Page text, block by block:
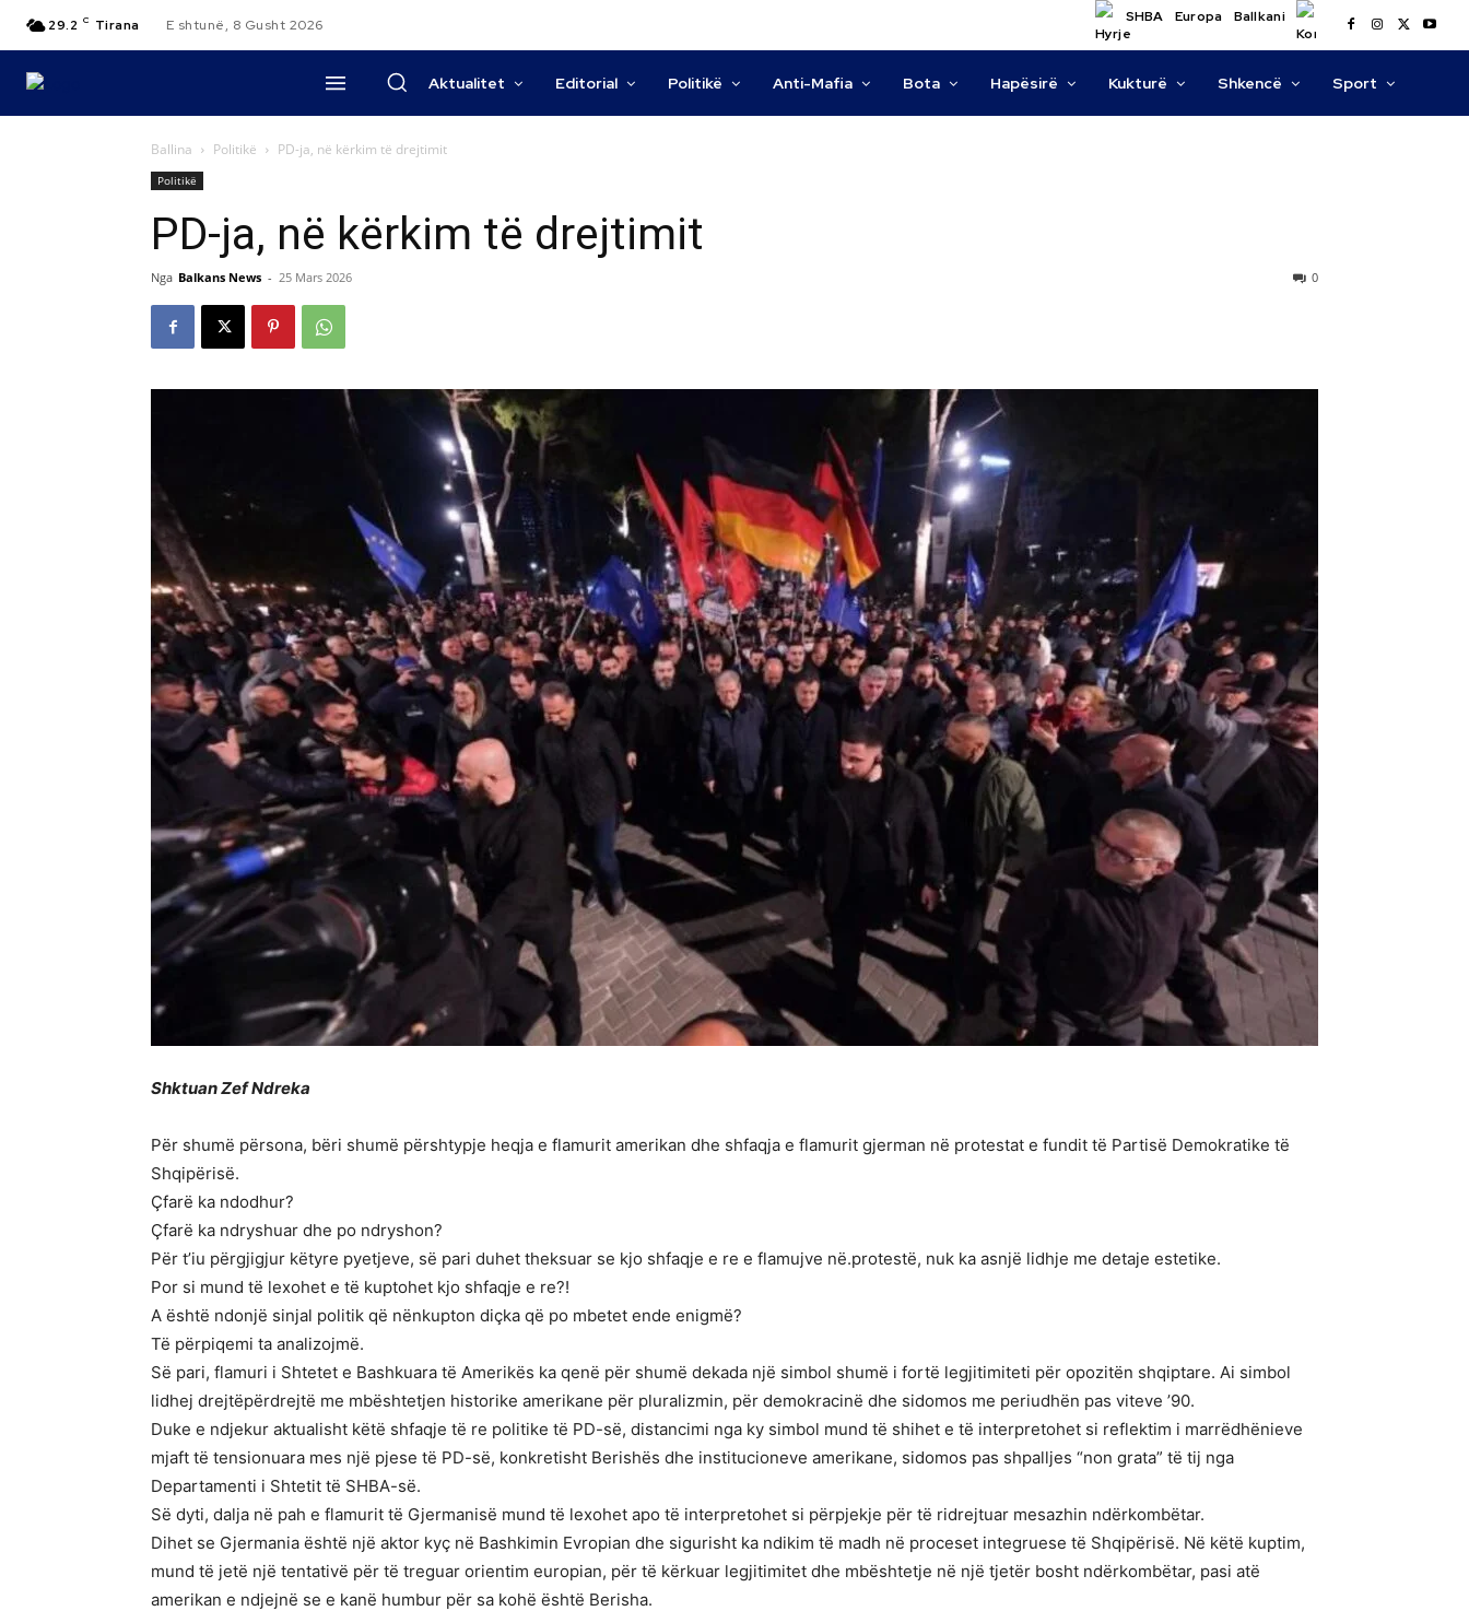
29.2 C Tirana E shtunë, 8 Gusht 2026 SHBA Europa Ballkani
Aktualitet Editorial Politikë Anti-Mafia Bota Hapësirë Kukturë Shkencë Sport
Ballina Politikë PD-ja, në kërkim të drejtimit
Politikë
PD-ja, në kërkim të drejtimit
Nga Balkans News - 25 Mars 2026 0
Shktuan Zef Ndreka
Për shumë përsona, bëri shumë përshtypje heqja e flamurit amerikan dhe shfaqja e flamurit gjerman në protestat e fundit të Partisë Demokratike të
Shqipërisë.
Çfarë ka ndodhur?
Çfarë ka ndryshuar dhe po ndryshon?
Për t’iu përgjigjur këtyre pyetjeve, së pari duhet theksuar se kjo shfaqje e re e flamujve në.protestë, nuk ka asnjë lidhje me detaje estetike.
Por si mund të lexohet e të kuptohet kjo shfaqje e re?!
A është ndonjë sinjal politik që nënkupton diçka që po mbetet ende enigmë?
Të përpiqemi ta analizojmë.
Së pari, flamuri i Shtetet e Bashkuara të Amerikës ka qenë për shumë dekada një simbol shumë i fortë legjitimiteti për opozitën shqiptare. Ai simbol
lidhej drejtëpërdrejtë me mbështetjen historike amerikane për pluralizmin, për demokracinë dhe sidomos me periudhën pas viteve ’90.
Duke e ndjekur aktualisht këtë shfaqje të re politike të PD-së, distancimi nga ky simbol mund të shihet e të interpretohet si reflektim i marrëdhënieve
mjaft të tensionuara mes një pjese të PD-së, konkretisht Berishës dhe institucioneve amerikane, sidomos pas shpalljes “non grata” të tij nga
Departamenti i Shtetit të SHBA-së.
Së dyti, dalja në pah e flamurit të Gjermanisë mund të lexohet apo të interpretohet si përpjekje për të ridrejtuar mesazhin ndërkombëtar.
Dihet se Gjermania është një aktor kyç në Bashkimin Evropian dhe sigurisht ka ndikim të madh në proceset integruese të Shqipërisë. Në këtë kuptim,
mund të jetë një tentativë për të treguar orientim europian, për të kërkuar legjitimitet dhe mbështetje në një tjetër bosht ndërkombëtar, pasi atë
amerikan e ndjejnë se e kanë humbur për sa kohë është Berisha.